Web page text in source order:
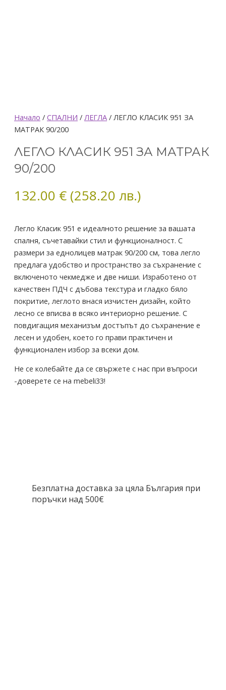
Начало / СПАЛНИ / ЛЕГЛА / ЛЕГЛО КЛАСИК 951 ЗА
МАТРАК 90/200
ЛЕГЛО КЛАСИК 951 ЗА МАТРАК
90/200
132.00 € (258.20 лв.)
Легло Класик 951 е идеалното решение за вашата
спалня, съчетавайки стил и функционалност. С
размери за еднолицев матрак 90/200 см, това легло
предлага удобство и пространство за съхранение с
включеното чекмедже и две ниши. Изработено от
качествен ПДЧ с дъбова текстура и гладко бяло
покритие, леглото внася изчистен дизайн, който
лесно се вписва в всяко интериорно решение. С
повдигащия механизъм достъпът до съхранение е
лесен и удобен, което го прави практичен и
функционален избор за всеки дом.
Не се колебайте да се свържете с нас при въпроси
-доверете се на mebeli33!
Безплатна доставка за цяла България при
поръчки над 500€
количество
за
КЛАСИК
951
МАТРАК
90/200